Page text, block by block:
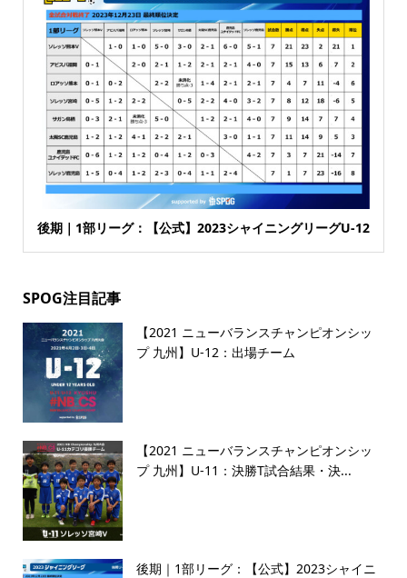
後期｜1部リーグ：【公式】2023シャイニングリーグU-12
SPOG注目記事
【2021 ニューバランスチャンピオンシッ
プ 九州】U-12：出場チーム
【2021 ニューバランスチャンピオンシッ
プ 九州】U-11：決勝T試合結果・決...
後期｜1部リーグ：【公式】2023シャイニ